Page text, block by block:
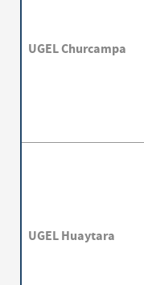
UGEL Churcampa
UGEL Huaytara